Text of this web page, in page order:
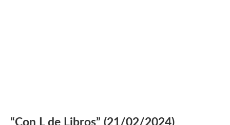
“Con L de Libros” (21/02/2024)